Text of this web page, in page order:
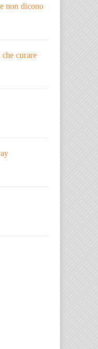
non dicono
curare